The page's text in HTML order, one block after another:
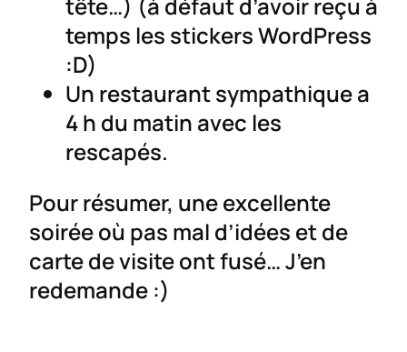
tête…) (à défaut d’avoir reçu à
temps les stickers WordPress
:D)
Un restaurant sympathique a
4 h du matin avec les
rescapés.
Pour résumer, une excellente
soirée où pas mal d’idées et de
carte de visite ont fusé… J’en
redemande :)